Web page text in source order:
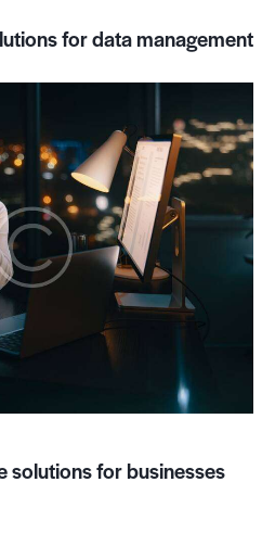
for data management
solutions for businesses